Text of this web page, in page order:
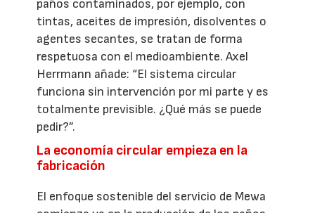
paños contaminados, por ejemplo, con
tintas, aceites de impresión, disolventes o
agentes secantes, se tratan de forma
respetuosa con el medioambiente. Axel
Herrmann añade: “El sistema circular
funciona sin intervención por mi parte y es
totalmente previsible. ¿Qué más se puede
pedir?”.
La economía circular empieza en la
fabricación
El enfoque sostenible del servicio de Mewa